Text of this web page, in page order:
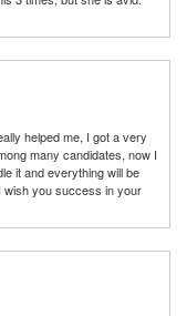
helped me, I got a very
many candidates, now I
it and everything will be
you success in your